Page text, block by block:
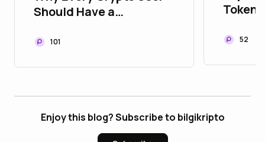
Should Have a
101 52
Enjoy this blog? Subscribe to bilgikripto